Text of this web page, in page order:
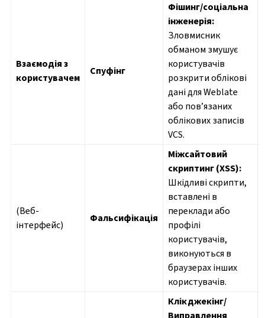
Взаємодія з
користувачем
Спуфінг
Фішинг/соціальна
інженерія:
Зловмисник
обманом змушує
користувачів
розкрити облікові
дані для Weblate
або пов’язаних
облікових записів
VCS.
(Веб-
інтерфейс)
Фальсифікація
Міжсайтовий
скриптинг (XSS):
Шкідливі скрипти,
вставлені в
переклади або
профілі
користувачів,
виконуються в
браузерах інших
користувачів.
Клікджекінг/
Виправлення